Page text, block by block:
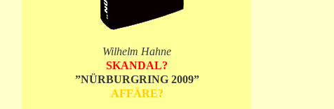
Wilhelm Hahne
SKANDAL?
”NÜRBURGRING 2009”
AFFÄRE?